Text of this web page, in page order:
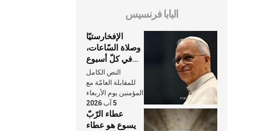
البابا فرنسيس
الإفخارستيّا
وصلاة السّاعات،
في كلّ أسبوع
وكلّ يوم، هما
النَّفَس في حياة
الكنيسة
النص الكامل
للمقابلة العامّة مع
المؤمنين يوم الأربعاء
5 آب 2026
عطاء الرّبّ
يسوع هو عطاء